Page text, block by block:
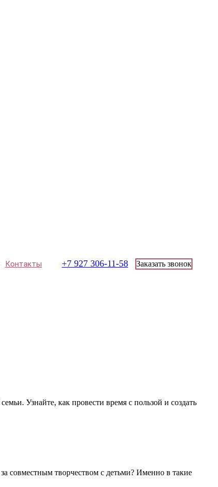
Контакты +7 927 306-11-58 Заказать звонок
Узнайте, как провести время с пользой и создать
совместным творчеством с детьми? Именно в такие